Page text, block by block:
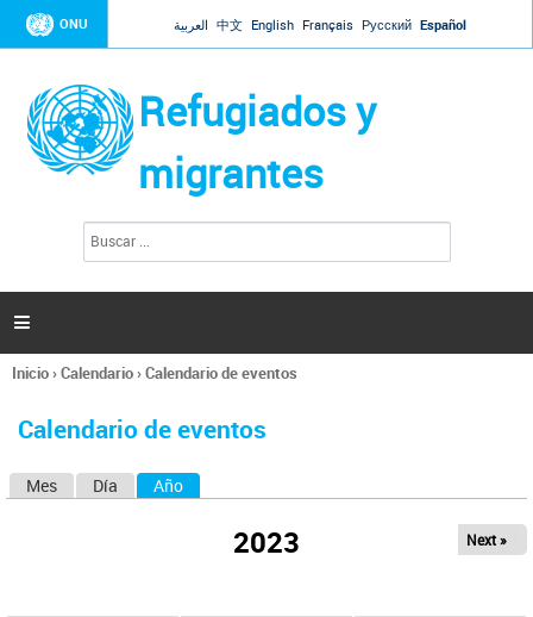
Jump to navigation
ONU العربية 中文 English Français Русский Español
Refugiados y
migrantes
l
s

Se
usted
Inicio›Calendario›Calendario de eventos
Calendario de eventos
Mes Día Año
2023 Next »